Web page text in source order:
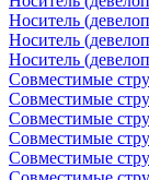
Носитель
Носитель
Носитель
Совместимые
Совместимые
Совместимые
Совместимые
Совместимые